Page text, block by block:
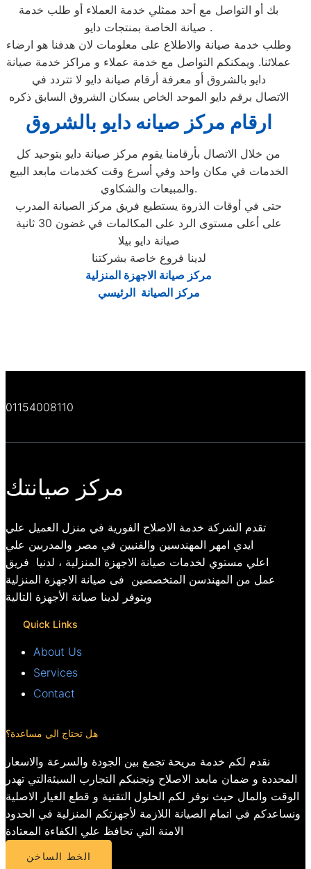
بك أو التواصل مع أحد ممثلي خدمة العملاء أو طلب خدمة
صيانة الخاصة بمنتجات دايو .
وطلب خدمة صيانة والاطلاع على معلومات لان هدفنا هو ارضاء
عملائنا. ويمكنكم التواصل مع خدمة عملاء و مراكز خدمة صيانة
دايو بالشروق أو معرفة أرقام صيانة دايو لا تتردد في
الاتصال برقم دايو الموحد الخاص بسكان الشروق السابق ذكره
ارقام مركز صيانه دايو بالشروق
من خلال الاتصال بأرقامنا يقوم مركز صيانة دايو بتوحيد كل
الخدمات في مكان واحد وفي أسرع وقت كخدمات مابعد البيع
والمبيعات والشكاوي.
حتى في أوقات الذروة يستطيع فريق مركز الصيانة المدرب
على أعلى مستوى الرد على المكالمات في غضون 30 ثانية
صيانة دايو بيلا
لدينا فروع خاصة بشركتنا
مركز صيانة الاجهزة المنزلية
مركز الصيانة الرئيسي
01154008110
مركز صيانتك
تقدم الشركة خدمة الاصلاح الفورية في منزل العميل علي
ايدي امهر المهندسين والفنيين في مصر والمدربين علي
اعلي مستوي لخدمات صيانة الاجهزة المنزلية ، لدنيا فريق
عمل من المهندسن المتخصصين فى صيانة الاجهزة المنزلية
ويتوفر لدينا صيانة الأجهزة التالية
Quick Links
About Us
Services
Contact
هل تحتاج الي مساعدة؟
نقدم لكم خدمة مريحة تجمع بين الجودة والسرعة والاسعار
المحددة و ضمان مابعد الاصلاح ونجنبكم التجارب السيئةالتي تهدر
الوقت والمال حيث نوفر لكم الحلول التقنية و قطع الغيار الاصلية
ونساعدكم في اتمام الصيانة اللازمة لأجهزتكم المنزلية في الحدود
الامنة التي تحافظ علي الكفاءة المعتادة
الخط الساخن